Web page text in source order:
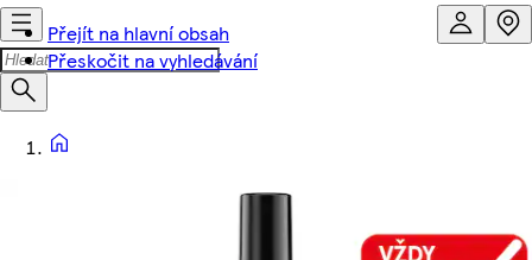
Přejít na hlavní obsah
Přeskočit na vyhledávání